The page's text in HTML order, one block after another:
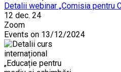
Detalii webinar „Comisia pentru
12 dec. 24
Zoom
Events on 13/12/2024